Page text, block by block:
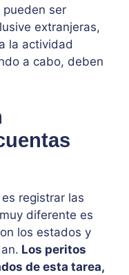
pueden ser
extranjeras,
la actividad
a cabo, deben
registrar las
diferente es
los estados y
Los peritos
de esta tarea,